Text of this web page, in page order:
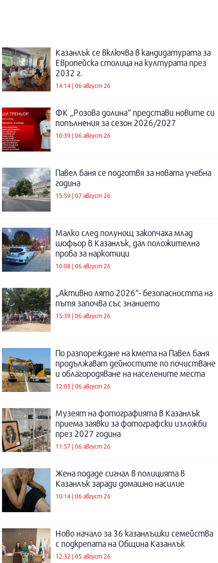
Казанлък се включва в кандидатурата за
Европейска столица на културата през
2032 г.
14:14 | 06 август 26
ФК „Розова долина“ представи новите си
попълнения за сезон 2026/2027
10:39 | 06 август 26
Павел баня се подготвя за новата учебна
година
15:59 | 07 август 26
Малко след полунощ закопчаха млад
шофьор в Казанлък, дал положителна
проба за наркотици
10:08 | 06 август 26
„Активно лято 2026“- безопасността на
пътя започва със знанието
15:39 | 06 август 26
По разпореждане на кмета на Павел баня
продължават дейностите по почистване
и облагородяване на населените места
12:05 | 06 август 26
Музеят на фотографията в Казанлък
приема заявки за фотографски изложби
през 2027 година
11:57 | 06 август 26
Жена подаде сигнал в полицията в
Казанлък заради домашно насилие
10:14 | 06 август 26
Ново начало за 36 казанлъшки семейства
с подкрепата на Община Казанлък
12:32 | 05 август 26